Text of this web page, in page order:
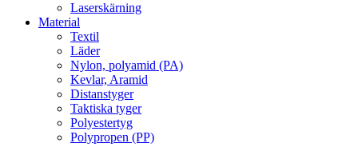
Laserskärning
Material
Textil
Läder
Nylon, polyamid (PA)
Kevlar, Aramid
Distanstyger
Taktiska tyger
Polyestertyg
Polypropen (PP)